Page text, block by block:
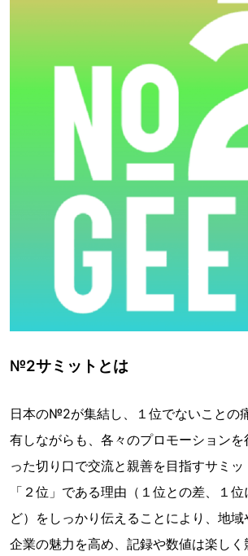
№2サミットとは
日本の№2が集結し、１位でないことの
有しながらも、各々のプロモーション
った切り口で交流と親善を目指すサミッ
「２位」である理由（１位との差、１
ど）をしっかり伝えることにより、地
企業の魅力を高め、記録や数値は楽し